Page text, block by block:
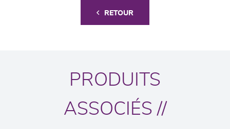
RETOUR
PRODUITS
ASSOCIÉS //